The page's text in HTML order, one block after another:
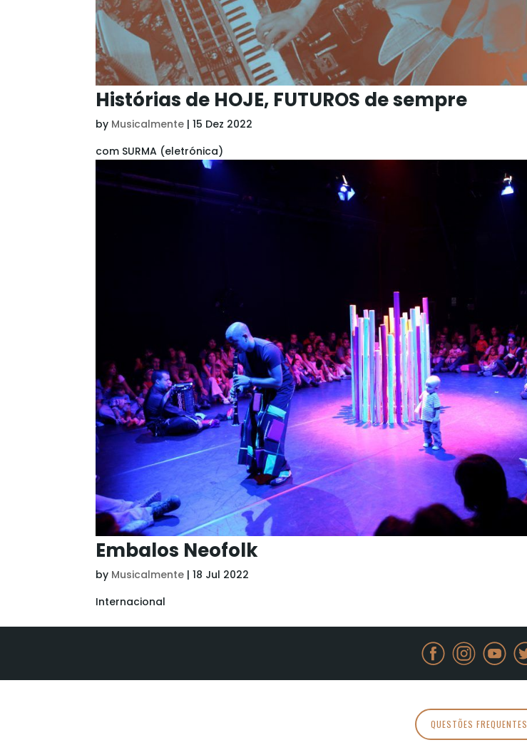
Histórias de HOJE, FUTUROS de sempre
by Musicalmente |15 Dez 2022
com SURMA (eletrónica)
Embalos Neofolk
by Musicalmente |18 Jul 2022
Internacional
QUESTÕES FREQUENTES